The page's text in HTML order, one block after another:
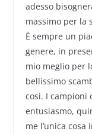
adesso
massimo per la
È sempre un
genere, in
mio meglio per
bellissimo
così. I campioni
entusiasmo,
me l’unica